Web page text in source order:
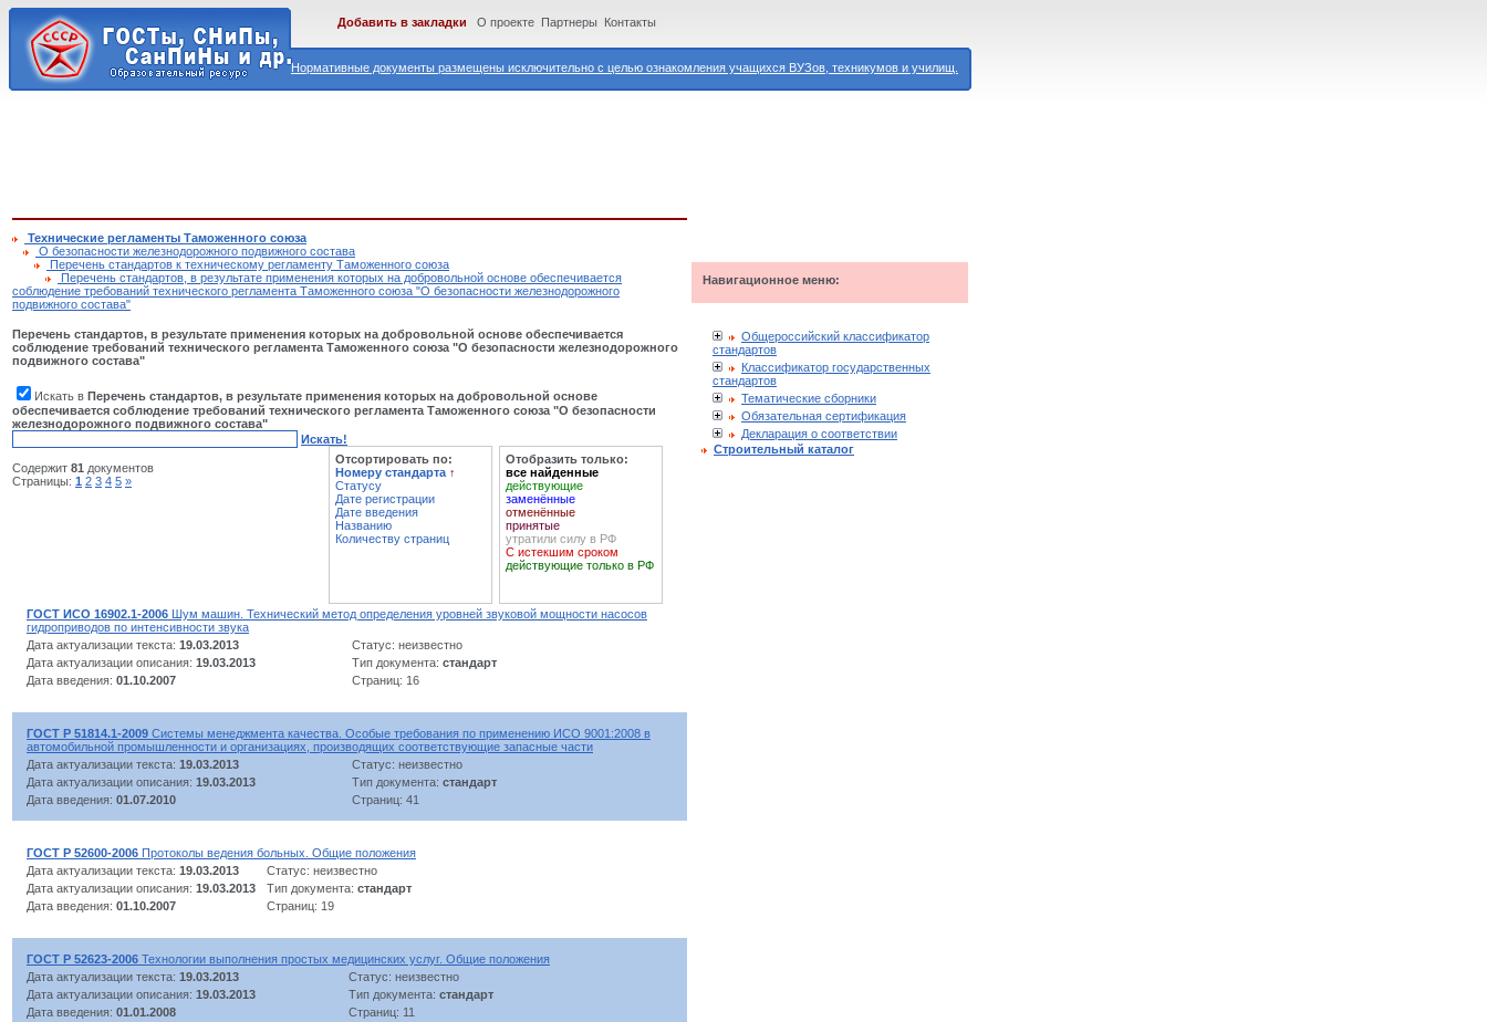
Нормативные документы размещены исключительно с целью ознакомления учащихся ВУЗов, техникумов и училищ.
Добавить в закладки О проекте Партнеры Контакты
Технические регламенты Таможенного союза
О безопасности железнодорожного подвижного состава
Перечень стандартов к техническому регламенту Таможенного союза
Перечень стандартов, в результате применения которых на добровольной основе обеспечивается
соблюдение требований технического регламента Таможенного союза "О безопасности железнодорожного
подвижного состава"
Перечень стандартов, в результате применения которых на добровольной основе обеспечивается
соблюдение требований технического регламента Таможенного союза "О безопасности железнодорожного
подвижного состава"
Искать в Перечень стандартов, в результате применения которых на добровольной основе
обеспечивается соблюдение требований технического регламента Таможенного союза "О безопасности
железнодорожного подвижного состава"
Искать!
Содержит 81 документов
Страницы: 1 2 3 4 5 »
Отсортировать по:
Номеру стандарта ↑
Статусу
Дате регистрации
Дате введения
Названию
Количеству страниц
Отобразить только:
все найденные
действующие
заменённые
отменённые
принятые
утратили силу в РФ
С истекшим сроком
действующие только в РФ
ГОСТ ИСО 16902.1-2006 Шум машин. Технический метод определения уровней звуковой мощности насосов
гидроприводов по интенсивности звука
Дата актуализации текста: 19.03.2013
Статус: неизвестно
Дата актуализации описания: 19.03.2013 Тип документа: стандарт
Дата введения: 01.10.2007 Страниц: 16
ГОСТ Р 51814.1-2009 Системы менеджмента качества. Особые требования по применению ИСО 9001:2008 в
автомобильной промышленности и организациях, производящих соответствующие запасные части
Дата актуализации текста: 19.03.2013
Статус: неизвестно
Дата актуализации описания: 19.03.2013 Тип документа: стандарт
Дата введения: 01.07.2010 Страниц: 41
ГОСТ Р 52600-2006 Протоколы ведения больных. Общие положения
Дата актуализации текста: 19.03.2013
Статус: неизвестно
Дата актуализации описания: 19.03.2013 Тип документа: стандарт
Дата введения: 01.10.2007 Страниц: 19
ГОСТ Р 52623-2006 Технологии выполнения простых медицинских услуг. Общие положения
Дата актуализации текста: 19.03.2013
Статус: неизвестно
Дата актуализации описания: 19.03.2013 Тип документа: стандарт
Дата введения: 01.01.2008 Страниц: 11
Навигационное меню:
Общероссийский классификатор
стандартов
Классификатор государственных
стандартов
Тематические сборники
Обязательная сертификация
Декларация о соответствии
Строительный каталог